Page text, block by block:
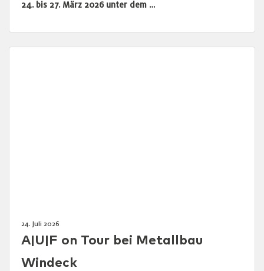
24. bis 27. März 2026 unter dem …
24. Juli 2026
A|U|F on Tour bei Metallbau
Windeck